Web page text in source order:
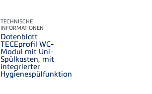
TECHNISCHE
INFORMATIONEN
Datenblatt
TECEprofil WC-
Modul mit Uni-
Spülkasten, mit
integrierter
Hygienespülfunktion